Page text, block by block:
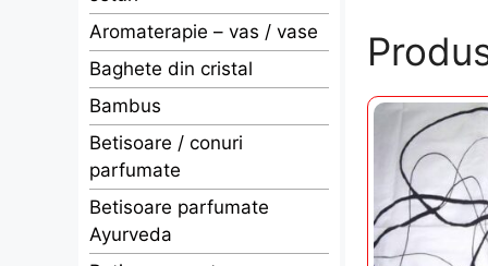
Aromaterapie – vas / vase
Baghete din cristal
Bambus
Betisoare / conuri
parfumate
Betisoare parfumate
Ayurveda